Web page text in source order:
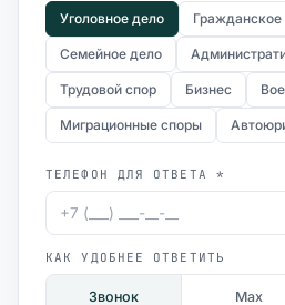
Уголовное дело Гражданское
Семейное дело
Трудовой спор Бизнес
Миграционные споры
ТЕЛЕФОН ДЛЯ ОТВЕТА *
КАК УДОБНЕЕ ОТВЕТИТЬ
Звонок Max